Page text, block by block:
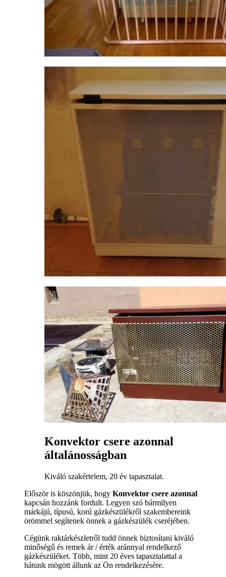
Konvektor csere azonnal
általánosságban
Kiváló szakértelem, 20 év tapasztalat.
Először is köszönjük, hogy Konvektor csere azonnal
kapcsán hozzánk fordult. Legyen szó bármilyen
márkájú, típusú, korú gázkészülékről szakembereink
örömmel segítenek önnek a gázkészülék cseréjében.
Cégünk raktárkészletről tudd önnek biztosítani kiváló
minőségű és remek ár / érték aránnyal rendelkező
gázkészüléket. Több, mint 20 éves tapasztalattal a
hátunk mögött állunk az Ön rendelkezésére.